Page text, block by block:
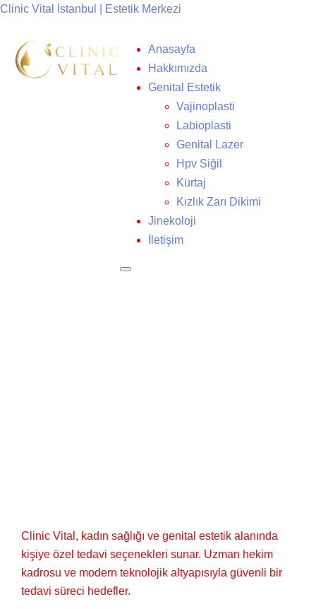
Clinic Vital İstanbul | Estetik Merkezi
Anasayfa
Hakkımızda
Genital Estetik
Vajinoplasti
Labioplasti
Genital Lazer
Hpv Siğil
Kürtaj
Kızlık Zarı Dikimi
Jinekoloji
İletişim
Clinic Vital, kadın sağlığı ve genital estetik alanında
kişiye özel tedavi seçenekleri sunar. Uzman hekim
kadrosu ve modern teknolojik altyapısıyla güvenli bir
tedavi süreci hedefler.